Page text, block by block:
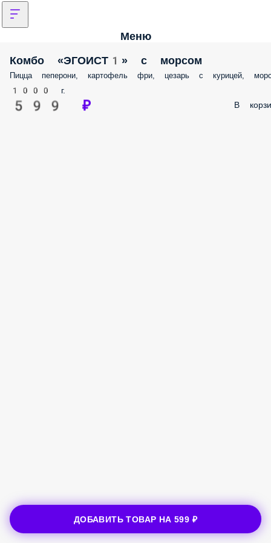
Меню
Комбо «ЭГОИСТ1» с морсом
Пицца пеперони, картофель фри, цезарь с курицей,
1000 г.
599 ₽ В
ДОБАВИТЬ ТОВАР НА599 ₽